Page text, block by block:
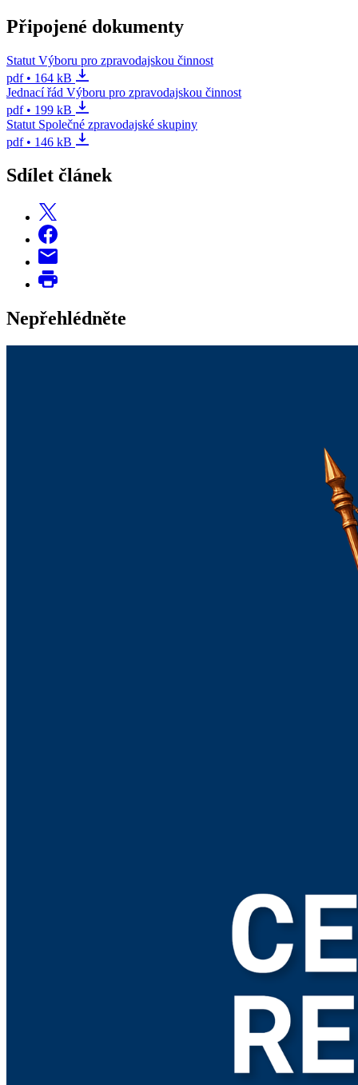
Připojené dokumenty
Statut Výboru pro zpravodajskou činnost
pdf • 164 kB
Jednací řád Výboru pro zpravodajskou činnost
pdf • 199 kB
Statut Společné zpravodajské skupiny
pdf • 146 kB
Sdílet článek
Nepřehlédněte